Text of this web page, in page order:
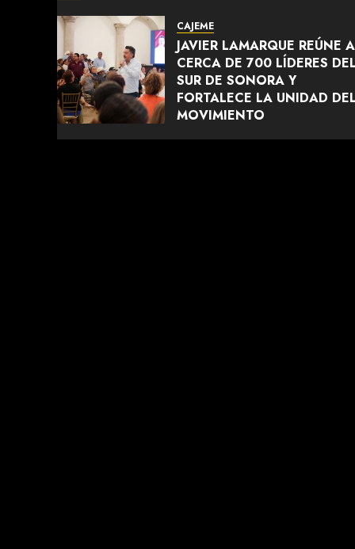
CAJEME
JAVIER LAMARQUE REÚNE A
CERCA DE 700 LÍDERES DEL
SUR DE SONORA Y
FORTALECE LA UNIDAD DEL
MOVIMIENTO
AGOSTO 5, 2026 0